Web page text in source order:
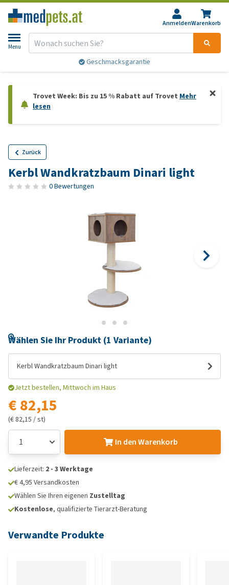
AnmeldenWarenkorb
Menu
Geschmacksgarantie
Trovet Week: Bis zu 15 % Rabatt auf Trovet Mehr
lesen
Zurück
Kerbl Wandkratzbaum Dinari light
0 Bewertungen
Wählen Sie Ihr Produkt (1 Variante)
Kerbl Wandkratzbaum Dinari light
Jetzt bestellen, Mittwoch im Haus
€ 82,15
(€ 82,15 / st)
In den Warenkorb
Lieferzeit: 2 - 3 Werktage
€ 4,95 Versandkosten
Wählen Sie Ihren eigenen Zustelltag
Kostenlose, qualifizierte Tierarzt-Beratung
Verwandte Produkte